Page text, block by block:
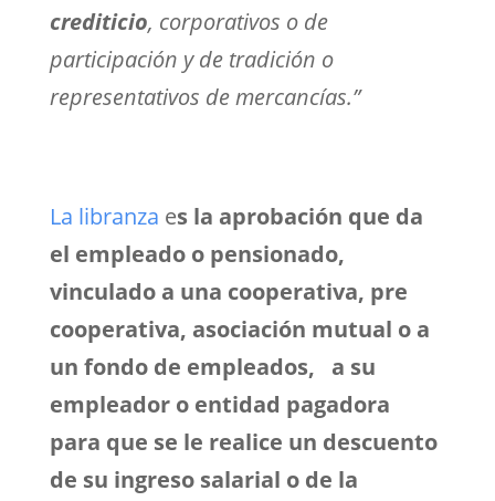
crediticio, corporativos o de
participación y de tradición o
representativos de mercancías.”
La libranza es la aprobación que da
el empleado o pensionado,
vinculado a una cooperativa, pre
cooperativa, asociación mutual o a
un fondo de empleados, a su
empleador o entidad pagadora
para que se le realice un descuento
de su ingreso salarial o de la